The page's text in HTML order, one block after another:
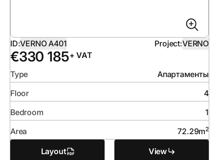
ID:VERNO A401 Project:VERNO
€330 185+ VAT
Type
Апартаменты
Floor
4
Bedroom
1
Area
72.29m2
Layout View